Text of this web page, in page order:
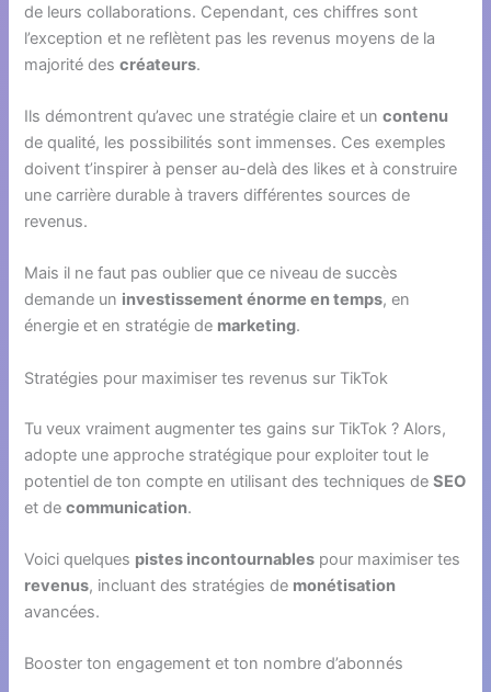
de leurs collaborations. Cependant, ces chiffres sont
l’exception et ne reflètent pas les revenus moyens de la
majorité descréateurs.
Ils démontrent qu’avec une stratégie claire et uncontenu
de qualité, les possibilités sont immenses. Ces exemples
doivent t’inspirer à penser au-delà des likes et à construire
une carrière durable à travers différentes sources de
revenus.
Mais il ne faut pas oublier que ce niveau de succès
demande un investissement énorme en temps, en
énergie et en stratégie de marketing.
Stratégies pour maximiser tes revenus sur TikTok
Tu veux vraiment augmenter tes gains sur TikTok ? Alors,
adopte une approche stratégique pour exploiter tout le
potentiel de ton compte en utilisant des techniques deSEO
et decommunication.
Voici quelques pistes incontournables pour maximiser tes
revenus, incluant des stratégies de monétisation
avancées.
Booster ton engagement et ton nombre d’abonnés